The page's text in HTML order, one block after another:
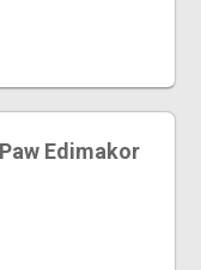
Edimakor